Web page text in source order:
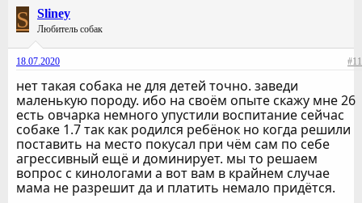
S Sliney
Любитель собак
18.07.2020 #11
нет такая собака не для детей точно. заведи
маленькую породу. ибо на своём опыте скажу мне 26
есть овчарка немного упустили воспитание сейчас
собаке 1.7 так как родился ребёнок но когда решили
поставить на место покусал при чём сам по себе
агрессивный ещё и доминирует. мы то решаем
вопрос с кинологами а вот вам в крайнем случае
мама не разрешит да и платить немало придётся.